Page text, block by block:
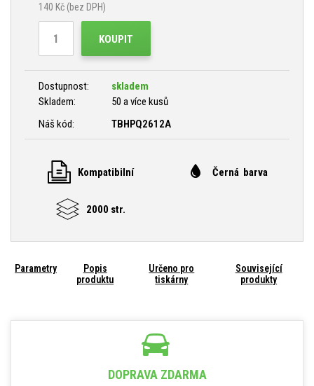
140 Kč (bez DPH)
KOUPIT
Dostupnost:
skladem
Skladem:
50 a více kusů
Náš kód:
TBHPQ2612A
Kompatibilní Černá barva
2000 str.
Parametry
Popis
produktu
Určeno pro
tiskárny
Související
produkty
DOPRAVA ZDARMA